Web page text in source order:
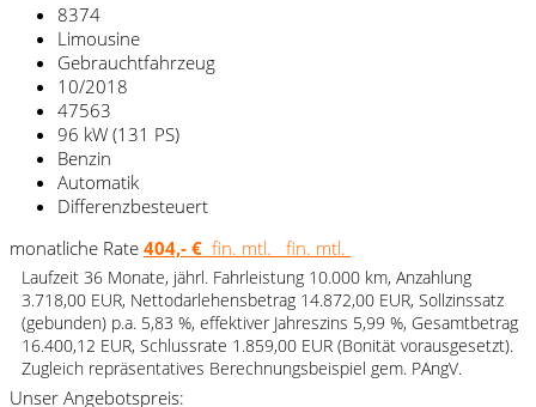
8374
Limousine
Gebrauchtfahrzeug
10/2018
47563
96 kW (131 PS)
Benzin
Automatik
Differenzbesteuert
monatliche Rate 404,- € fin. mtl. fin. mtl.
Laufzeit 36 Monate, jährl. Fahrleistung 10.000 km, Anzahlung
3.718,00 EUR, Nettodarlehensbetrag 14.872,00 EUR, Sollzinssatz
(gebunden) p.a. 5,83 %, effektiver Jahreszins 5,99 %, Gesamtbetrag
16.400,12 EUR, Schlussrate 1.859,00 EUR (Bonität vorausgesetzt).
Zugleich repräsentatives Berechnungsbeispiel gem. PAngV.
Unser Angebotspreis: